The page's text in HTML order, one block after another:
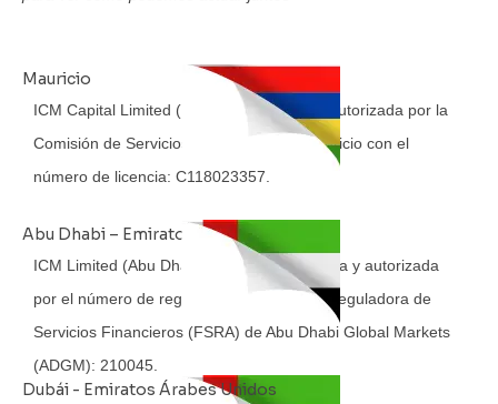
Mauricio
ICM Capital Limited (MU) está regulada y autorizada por la
Comisión de Servicios Financieros de Mauricio con el
número de licencia: C118023357.
Abu Dhabi – Emiratos Árabes Unidos
ICM Limited (Abu Dhabi, EAU) está regulada y autorizada
por el número de registro de la Autoridad Reguladora de
Servicios Financieros (FSRA) de Abu Dhabi Global Markets
(ADGM): 210045.
Dubái - Emiratos Árabes Unidos